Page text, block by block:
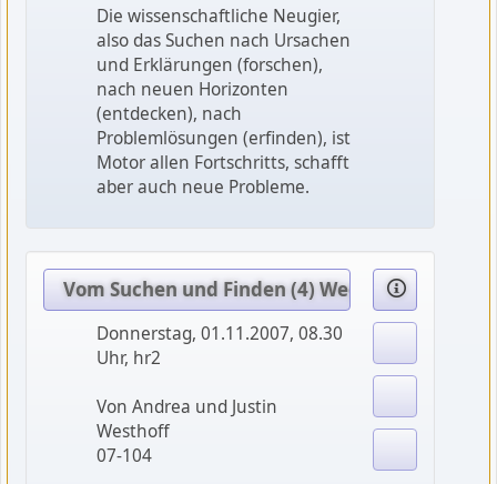
Die wissenschaftliche Neugier,
also das Suchen nach Ursachen
und Erklärungen (forschen),
nach neuen Horizonten
(entdecken), nach
Problemlösungen (erfinden), ist
Motor allen Fortschritts, schafft
aber auch neue Probleme.
Vom Suchen und Finden (4) Wege im Netz -
Donnerstag, 01.11.2007, 08.30
Uhr, hr2
Von Andrea und Justin
Westhoff
07-104